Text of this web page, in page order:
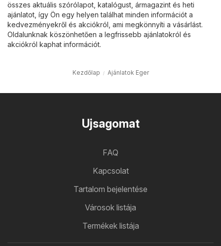
összes aktuális szórólapot, katalógust, ármagazint és heti
ajánlatot, így Ön egy helyen találhat minden információt a
kedvezményekről és akciókról, ami megkönnyíti a vásárlást.
Oldalunknak köszönhetően a legfrissebb ajánlatokról és
akciókról kaphat információt.
Kezdőlap Ajánlatok Eger
Ujsagomat
FAQ
Kapcsolat
Tartalom bejelentése
Városok listája
Termékek listája